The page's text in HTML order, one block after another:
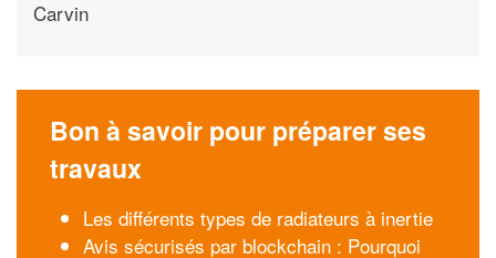
Carvin
Bon à savoir pour préparer ses
travaux
Les différents types de radiateurs à inertie
Avis sécurisés par blockchain : Pourquoi